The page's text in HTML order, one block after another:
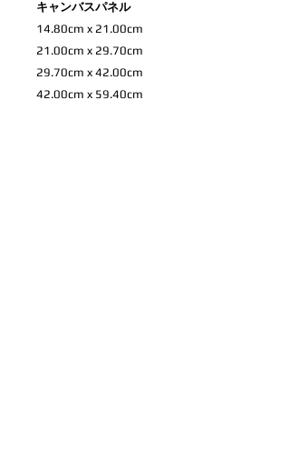
キャンバスパネル
14.80cm x 21.00cm
21.00cm x 29.70cm
29.70cm x 42.00cm
42.00cm x 59.40cm